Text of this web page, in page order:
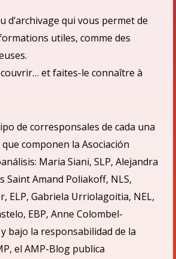
d’archivage qui vous permet de
utiles, comme des
et faites-le connaître à
de corresponsales de cada una
que componen la Asociación
álisis: Maria Siani, SLP, Alejandra
Saint Amand Poliakoff, NLS,
ELP, Gabriela Urriolagoitia, NEL,
EBP, Anne Colombel-
bajo la responsabilidad de la
el AMP-Blog publica